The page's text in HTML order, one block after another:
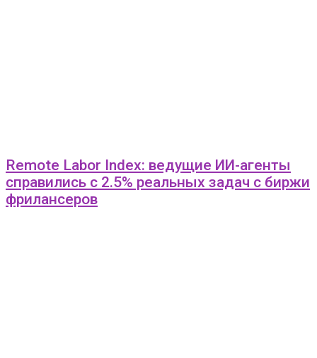
Remote Labor Index: ведущие ИИ-агенты
справились с 2.5% реальных задач с биржи
фрилансеров